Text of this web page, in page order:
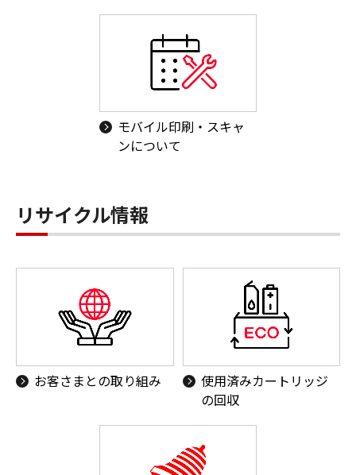
モバイル印刷・スキャ
ンについて
リサイクル情報
お客さまとの取り組み
使用済みカートリッジ
の回収